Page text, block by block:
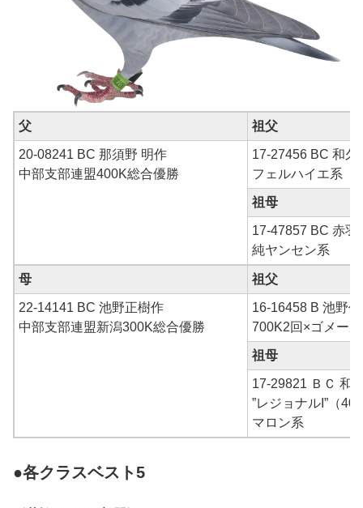
父 祖父
20-08241 BC 那須野 明作
中部支部連盟400K総合優勝
17-27456 BC 和久
フェルハイエ系
祖母
17-47857 BC 赤羽
純ヤンセン系
母 祖父
22-14141 BC 池野正樹作
中部支部連盟新潟300K総合優勝
16-16458 B 池野作
700K2回×ゴメー
祖母
17-29821 ＢＣ 和
”レジョナルI”（
マロン系
●各クラスベスト5